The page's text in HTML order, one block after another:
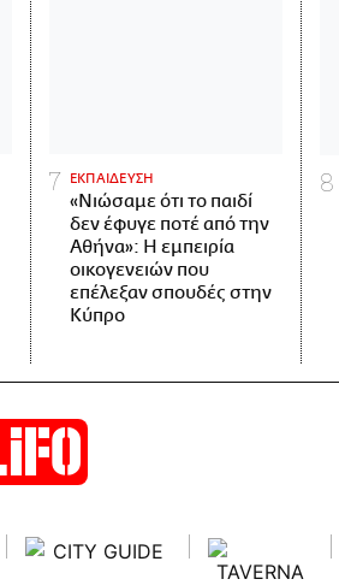
ΕΚΠΑΙΔΕΥΣΗ
«Νιώσαμε ότι το παιδί
δεν έφυγε ποτέ από την
Αθήνα»: Η εμπειρία
οικογενειών που
επέλεξαν σπουδές στην
Κύπρο